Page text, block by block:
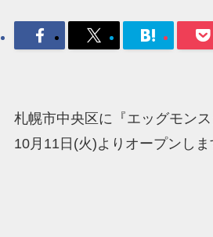
札幌市中央区に『エッグモン
10月11日(火)よりオープンしま